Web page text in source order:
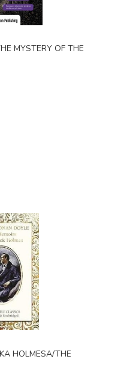
MYSTERY OF THE
HOLMESA/THE